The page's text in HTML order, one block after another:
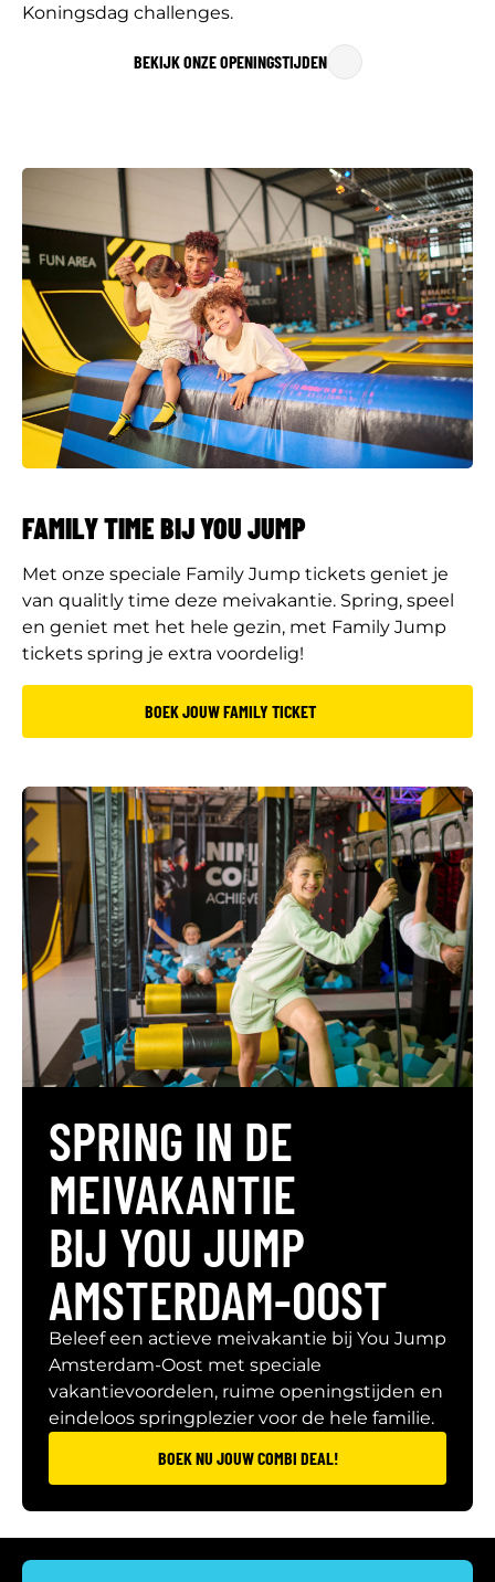
Koningsdag challenges.
BEKIJK ONZE OPENINGSTIJDEN
FAMILY TIME BIJ YOU JUMP
Met onze speciale Family Jump tickets geniet je
van qualitly time deze meivakantie. Spring, speel
en geniet met het hele gezin, met Family Jump
tickets spring je extra voordelig!
BOEK JOUW FAMILY TICKET
SPRING IN DE
MEIVAKANTIE
BIJ YOU JUMP
AMSTERDAM-OOST
Beleef een actieve meivakantie bij You Jump
Amsterdam-Oost met speciale
vakantievoordelen, ruime openingstijden en
eindeloos springplezier voor de hele familie.
BOEK NU JOUW COMBI DEAL!